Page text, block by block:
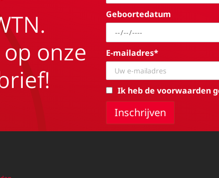
onze
Geboortedatum
E-mailadres*
Ik heb de voorwaarden